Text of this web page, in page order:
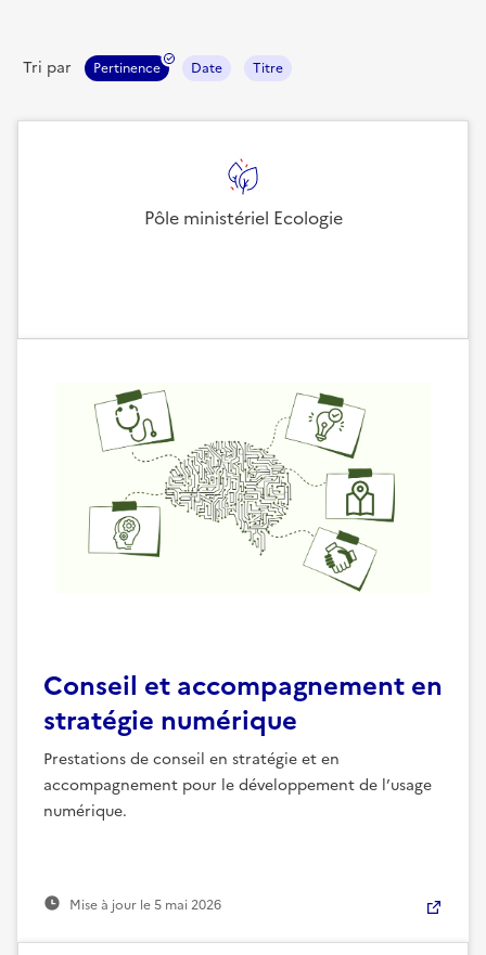
Tri par Pertinence Date Titre
Pôle ministériel Ecologie
Conseil et accompagnement en
stratégie numérique
Prestations de conseil en stratégie et en
accompagnement pour le développement de l’usage
numérique.
Mise à jour le5 mai 2026